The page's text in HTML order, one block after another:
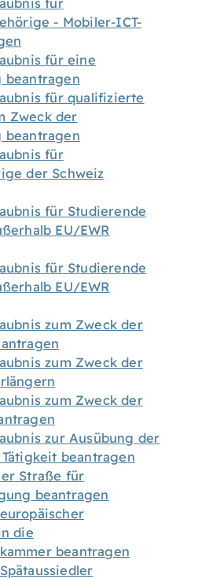
für
- Mobiler-ICT-
für eine
beantragen
für qualifizierte
Zweck der
beantragen
für
der Schweiz
für Studierende
EU/EWR
für Studierende
EU/EWR
zum Zweck der
zum Zweck der
zum Zweck der
zur Ausübung der
beantragen
Straße für
beantragen
die
beantragen